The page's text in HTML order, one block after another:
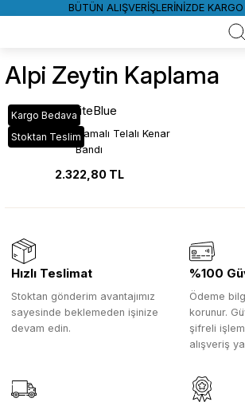
BÜTÜN ALIŞVERİŞLERİNİZDE
Alpi Zeytin Kaplama
Kargo Bedava
Stoktan Teslim
WhiteBlue
Alpi Zeytin Kaplamalı Telalı Kenar
Bandı
2.322,80 TL
Hızlı Teslimat
Stoktan gönderim avantajımız
sayesinde beklemeden işinize
devam edin.
%100
Ödeme
korunur.
şifreli
alışveriş